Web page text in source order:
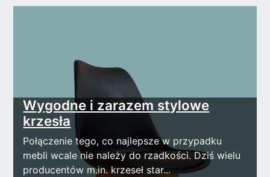
Wygodne i zarazem stylowe
krzesła
Połączenie tego, co najlepsze w przypadku
mebli wcale nie należy do rzadkości. Dziś wielu
producentów m.in. krzeseł star...